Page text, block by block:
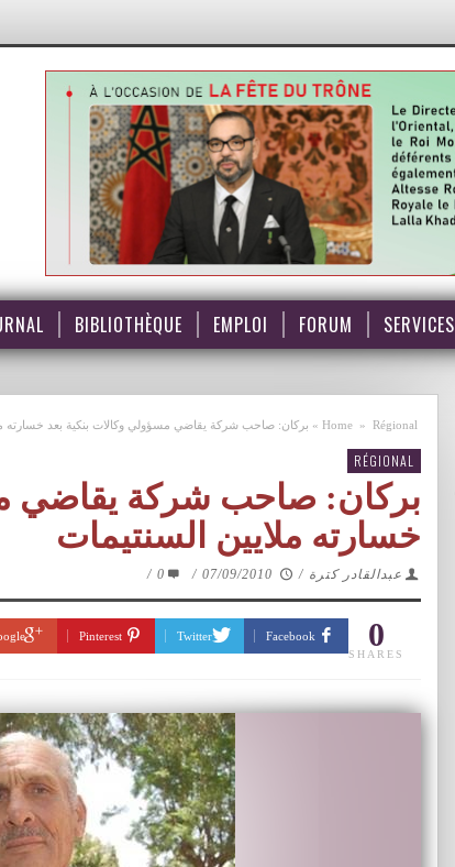
BIBLIOTHÈQUE EMPLOI FORUM SERVICES
Home » Régional
» بركان: صاحب شركة يقاضي مسؤولي وكالات بنكية بعد خسارته
RÉGIONAL
بركان: صاحب شركة يقاضي
خسارته ملايين السنتيمات
عبدالقادر كترة /
07/09/2010
/
0
/
0
SHARES
Facebook
Twitter
Pinterest